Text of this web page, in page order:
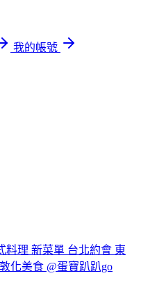
我的帳號
料理 新菜單 台北約會 東
化美食 @蛋寶趴趴go